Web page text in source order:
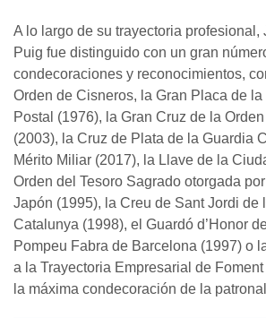
A lo largo de su trayectoria profesional,
Puig fue distinguido con un gran
condecoraciones y reconocimientos,
Orden de Cisneros, la Gran Placa de
Postal (1976), la Gran Cruz de la
(2003), la Cruz de Plata de la Guardia
Mérito Miliar (2017), la Llave de la
Orden del Tesoro Sagrado otorgada
Japón (1995), la Creu de Sant Jordi de
Catalunya (1998), el Guardó d’Honor
Pompeu Fabra de Barcelona (1997) o
a la Trayectoria Empresarial de
la máxima condecoración de la